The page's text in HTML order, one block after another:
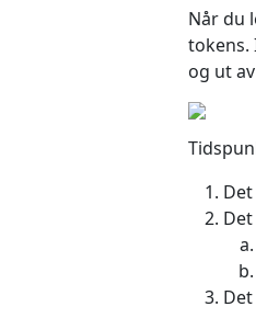
Når du
tokens.
og ut